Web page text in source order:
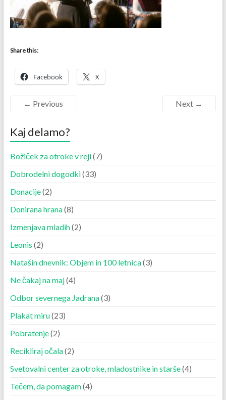
Share this:
Facebook X
← Previous Next →
Kaj delamo?
Božiček za otroke v reji(7)
Dobrodelni dogodki(33)
Donacije(2)
Donirana hrana(8)
Izmenjava mladih(2)
Leonis (2)
Natašin dnevnik: Objem in 100 letnica(3)
Ne čakaj na maj(4)
Odbor severnega Jadrana(3)
Plakat miru(23)
Pobratenje(2)
Recikliraj očala(2)
Svetovalni center za otroke, mladostnike in starše(4)
Tečem, da pomagam(4)